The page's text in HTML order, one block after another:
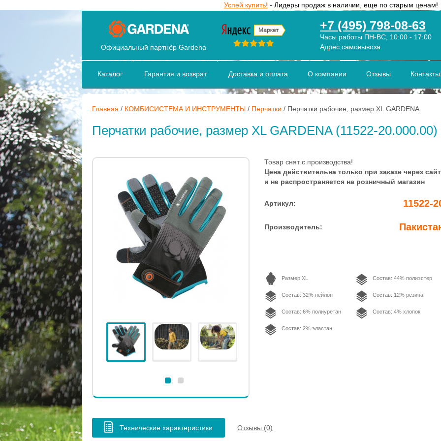
Успей купить! - Лидеры продаж в наличии, еще по старым ценам!
Официальный партнёр Gardena
+7 (495) 798-08-63
Часы работы ПН-ВС, 10:00 - 17:00
Адрес самовывоза
Каталог Гарантия и возврат Доставка и оплата О компании Отзывы Контакты
Главная / КОМБИСИСТЕМА И ИНСТРУМЕНТЫ / Перчатки / Перчатки рабочие, размер XL GARDENA
Перчатки рабочие, размер XL GARDENA (11522-20.000.00)
Товар снят с производства!
Цена действительна только при заказе через сайт
и не распространяется на розничный магазин
Артикул: 11522-
Производитель:
Размер XL Состав: 44% полиэстер
Состав: 32% нейлон Состав: 12% резина
Состав: 6% полиуретан Состав: 4% хлопок
Состав: 2% эластан
Технические характеристики Отзывы (0)